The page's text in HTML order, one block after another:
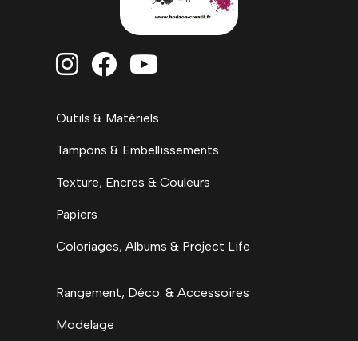
  
Outils & Matériels
Tampons & Embellissements
Texture, Encres & Couleurs
Papiers
Coloriages, Albums & Project Life
Rangement, Déco. & Accessoires
Modelage